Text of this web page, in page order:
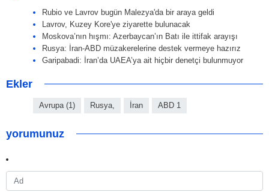
Rubio ve Lavrov bugün Malezya'da bir araya geldi
Lavrov, Kuzey Kore'ye ziyarette bulunacak
Moskova’nın hışmı: Azerbaycan’ın Batı ile ittifak arayışı
Rusya: İran-ABD müzakerelerine destek vermeye hazırız
Garipabadi: İran’da UAEA’ya ait hiçbir denetçi bulunmuyor
Ekler
Avrupa (1) Rusya, İran ABD 1
yorumunuz